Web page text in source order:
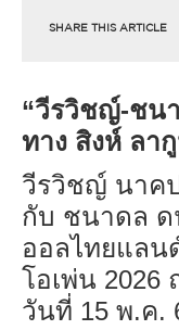
SHARE THIS ARTICLE
“วีรวิชญ์-ชน
ทาง สิงห์ ลา
วีรวิชญ์ นาค
กับ ชนาดล ด
ออลไทยแลน
โอเพ่น 2026
วันที่ 15 พ.ค.